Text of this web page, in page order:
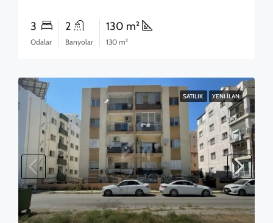
3
Odalar
2
Banyolar
130 m²
130 m²
SATILIK YENI İLAN